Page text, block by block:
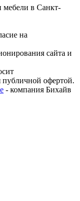
мебели в Санкт-
на
сайта и
публичной офертой.
- компания Бихайв